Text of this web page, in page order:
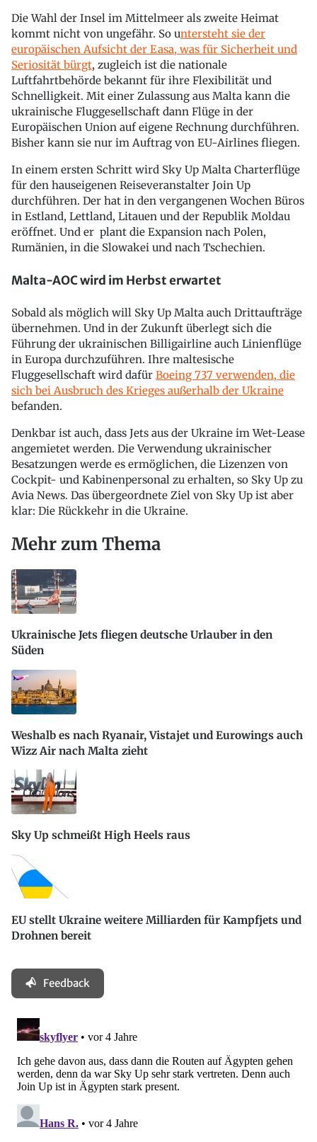
Die Wahl der Insel im Mittelmeer als zweite Heimat
kommt nicht von ungefähr. So untersteht sie der
europäischen Aufsicht der Easa, was für Sicherheit und
Seriosität bürgt, zugleich ist die nationale
Luftfahrtbehörde bekannt für ihre Flexibilität und
Schnelligkeit. Mit einer Zulassung aus Malta kann die
ukrainische Fluggesellschaft dann Flüge in der
Europäischen Union auf eigene Rechnung durchführen.
Bisher kann sie nur im Auftrag von EU-Airlines fliegen.
In einem ersten Schritt wird Sky Up Malta Charterflüge
für den hauseigenen Reiseveranstalter Join Up
durchführen. Der hat in den vergangenen Wochen Büros
in Estland, Lettland, Litauen und der Republik Moldau
eröffnet. Und er plant die Expansion nach Polen,
Rumänien, in die Slowakei und nach Tschechien.
Malta-AOC wird im Herbst erwartet
Sobald als möglich will Sky Up Malta auch Drittaufträge
übernehmen. Und in der Zukunft überlegt sich die
Führung der ukrainischen Billigairline auch Linienflüge
in Europa durchzuführen. Ihre maltesische
Fluggesellschaft wird dafür Boeing 737 verwenden, die
sich bei Ausbruch des Krieges außerhalb der Ukraine
befanden.
Denkbar ist auch, dass Jets aus der Ukraine im Wet-Lease
angemietet werden. Die Verwendung ukrainischer
Besatzungen werde es ermöglichen, die Lizenzen von
Cockpit- und Kabinenpersonal zu erhalten, so Sky Up zu
Avia News. Das übergeordnete Ziel von Sky Up ist aber
klar: Die Rückkehr in die Ukraine.
Mehr zum Thema
Ukrainische Jets fliegen deutsche Urlauber in den
Süden
Weshalb es nach Ryanair, Vistajet und Eurowings auch
Wizz Air nach Malta zieht
Sky Up schmeißt High Heels raus
EU stellt Ukraine weitere Milliarden für Kampfjets und
Drohnen bereit
Feedback